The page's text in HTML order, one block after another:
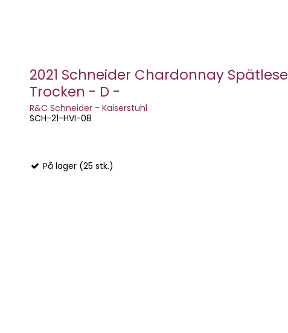
2021 Schneider Chardonnay Spätlese
Trocken - D -
R&C Schneider - Kaiserstuhl
SCH-21-HVI-08
På lager (25 stk.)